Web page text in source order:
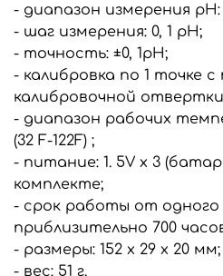
- диапазон измерения pH:
- шаг измерения: 0, 1 рН;
- точность: ±0, 1pH;
- калибровка по 1 точке
калибровочной
- диапазон рабочих
(32 F-122F) ;
- питание: 1. 5V х 3
комплекте;
- срок работы от
приблизительно 700
- размеры: 152 х 29 х 20 мм;
- вес: 51 г.